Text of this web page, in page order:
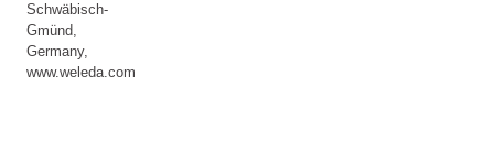
Schwäbisch-
Gmünd,
Germany,
www.weleda.com